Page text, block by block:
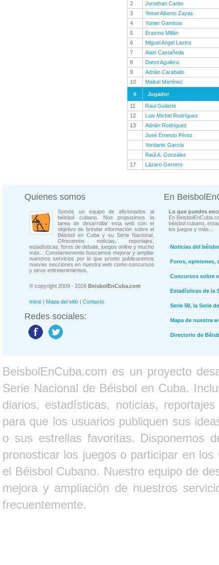
2
Jonathan Carbo
3
Yeinel Alberto Zayas
4
Yunier Gamboa
5
Erasmo Millán
6
Miguel Angel Lastra
7
Alain Castañeda
8
Danni Aguilera
9
Adrián Caraballo
10
Maikel Martínez
#
Jugador
11
Raul Guilarte
12
Luis Michel Rodríguez
13
Adrián Rodríguez
José Ernesto Pérez
Yordanis García
Raúl A. González
17
Lázaro Gerrero
Quienes somos
Somos un equipo de aficionados al
béisbol cubano. Nos propusimos la
tarea de desarrollar esta web con el
objetivo de brindar información sobre el
Béisbol en Cuba y su Serie Nacional.
Ofrecemos noticias, reportajes,
estadísticas, foros de debate, juegos online y mucho
más... Constantemente buscamos mejorar y ampliar
nuestros servicios por lo que pronto publicaremos
nuevas secciones en nuestra web como concursos
y otros entretenimientos.
© copyright 2009 - 2026 BeisbolEnCuba.com
Inicio | Mapa del sitio | Contacto
Redes sociales:
En
Lo que puedes
En
béisbol cubano,
los juegos y más...
Noticias del
Foros, opiniones,
Concursos sobre
Estadísticas de la
Serie 50, la Serie
Mapa de nuestra
Directorio de
BeisbolEnCuba.com es un proyecto
Serie Nacional de Béisbol en Cuba.
diarios, estadísticas, noticias,
para que los usuarios publiquen sus
o sus estrellas favoritas. Disponemos
pronosticar los juegos o participar en
el Béisbol Cubano. Nuestro equipo de
mejora y ampliación de nuestros
frecuentemente.